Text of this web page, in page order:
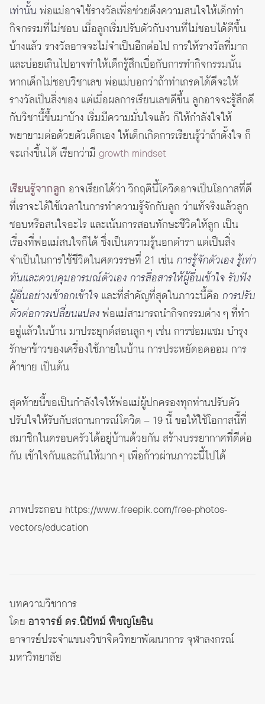
เท่านั้นพ่อแม่อาจใช้รางวัลเพื่อช่วยดึงความสนใจให้เด็กทำ
กิจกรรมที่ไม่ชอบ เมื่อลูกเริ่มปรับตัวกับงานที่ไม่ชอบได้ดีขึ้น
บ้างแล้ว รางวัลอาจจะไม่จำเป็นอีกต่อไป การให้รางวัลที่มาก
และบ่อยเกินไปอาจทำให้เด็กรู้สึกเบื่อกับการทำกิจกรรมนั้น
หากเด็กไม่ชอบวิชาเลข พ่อแม่บอกว่าถ้าทำเกรดได้ดีจะให้
รางวัลเป็นสิ่งของ แต่เมื่อผลการเรียนเลขดีขึ้น ลูกอาจจะรู้สึกดี
กับวิชานี้ขึ้นมาบ้าง เริ่มมีความมั่นใจแล้ว ก็ให้กำลังใจให้
พยายามต่อด้วยตัวเด็กเอง ให้เด็กเกิดการเรียนรู้ว่าถ้าตั้งใจ ก็
จะเก่งขึ้นได้ เรียกว่ามี growth mindset
เรียนรู้จากลูก อาจเรียกได้ว่า วิกฤตินี้โควิดอาจเป็นโอกาสที่ดี
ที่เราจะได้ใช้เวลาในการทำความรู้จักกับลูก ว่าแท้จริงแล้วลูก
ชอบหรือสนใจอะไร และเน้นการสอนทักษะชีวิตให้ลูก เป็น
เรื่องที่พ่อแม่สนใจก็ได้ ซึ่งเป็นความรู้นอกตำรา แต่เป็นสิ่ง
จำเป็นในการใช้ชีวิตในศตวรรษที่ 21 เช่น การรู้จักตัวเอง รู้เท่า
ทันและควบคุมอารมณ์ตัวเอง การสื่อสารให้ผู้อื่นเข้าใจ รับฟัง
ผู้อื่นอย่างเข้าอกเข้าใจ และที่สำคัญที่สุดในภาวะนี้คือ การปรับ
ตัวต่อการเปลี่ยนแปลงพ่อแม่สามารถนำกิจกรรมต่าง ๆ ที่ทำ
อยู่แล้วในบ้าน มาประยุกต์สอนลูก ๆ เช่น การซ่อมแซม บำรุง
รักษาข้าวของเครื่องใช้ภายในบ้าน การประหยัดอดออม การ
ค้าขาย เป็นต้น
สุดท้ายนี้ขอเป็นกำลังใจให้พ่อแม่ผู้ปกครองทุกท่านปรับตัว
ปรับใจให้รับกับสถานการณ์โควิด – 19 นี้ ขอให้ใช้โอกาสนี้ที่
สมาชิกในครอบครัวได้อยู่บ้านด้วยกัน สร้างบรรยากาศที่ดีต่อ
กัน เข้าใจกันและกันให้มาก ๆ เพื่อก้าวผ่านภาวะนี้ไปได้
ภาพประกอบ https://www.freepik.com/free-photos-
vectors/education
บทความวิชาการ
โดย อาจารย์ ดร.นิปัทม์ พิชญโยธิน
อาจารย์ประจำแขนงวิชาจิตวิทยาพัฒนาการ จุฬาลงกรณ์
มหาวิทยาลัย